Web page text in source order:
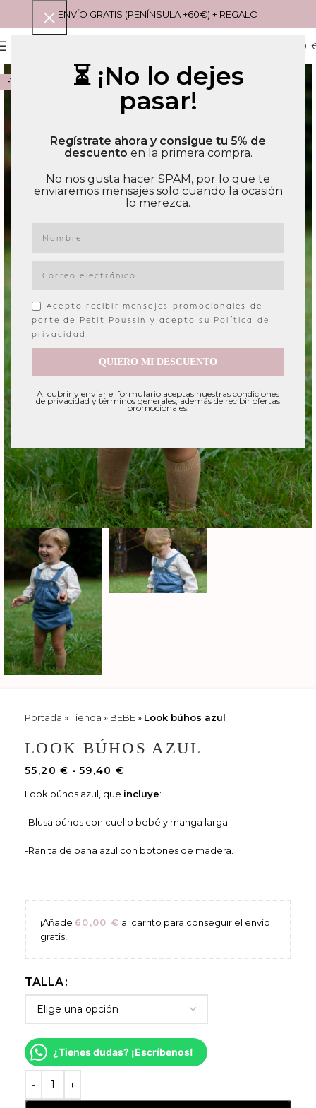
⏳ ¡No lo dejes
pasar!
Regístrate ahora y consigue tu 5% de
descuento en la primera compra.
No nos gusta hacer SPAM, por lo que te
enviaremos mensajes solo cuando la ocasión
lo merezca.
Acepto recibir mensajes promocionales de
parte de Petit Poussin y acepto su Política de
privacidad .
QUIERO MI DESCUENTO
Al cubrir y enviar el formulario aceptas nuestras condiciones
de privacidad y términos generales, además de recibir ofertas
promocionales.
ENVÍO GRATIS (PENÍNSULA +60€) + REGALO
0,00
-15%
Portada »Tienda » BEBE» Look búhos azul
LOOK BÚHOS AZUL
55,20€ - 59,40€
Look búhos azul, que incluye:
-Blusa búhos con cuello bebé y manga larga
-Ranita de pana azul con botones de madera.
¡Añade 60,00 € al carrito para conseguir el envío
gratis!
TALLA
¿Tienes dudas? ¡Escríbenos!